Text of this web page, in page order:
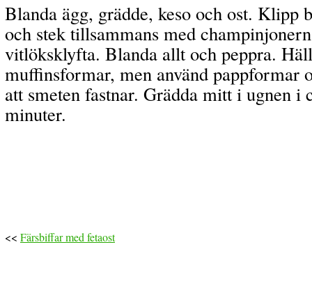
Blanda ägg, grädde, keso och ost. Klipp
och stek tillsammans med
vitlöksklyfta. Blanda allt och peppra.
muffinsformar, men använd pappformar
att smeten fastnar. Grädda mitt i ugnen i
minuter.
<< Färsbiffar med fetaost